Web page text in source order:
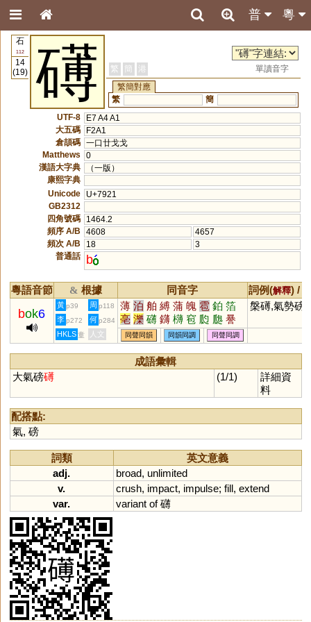
粵
普
石
112
14
(19)
礡 繁 簡 港
單讀音字
繁簡對應
繁
簡
UTF-8
E7 A4 A1
大五碼
F2A1
倉頡碼 一口廿戈戈
Matthews
0
漢語大字典
（一版）
康熙字典
Unicode
U+7921
GB2312
四角號碼
1464.2
頻序 A/B
4608
4657
頻次 A/B
18
3
普通話
b
粵語音節 & 根據 同音字 詞例(解釋) /
bok6
黃 p39 周 p118 薄 泊 舶 縛 蒲 魄 雹 鉑 箔
亳 濼 礴 鑮 欂 窇 瓝 瓟 謈
犦 踄
槃礡,氣勢磅
李 p272 何 p284
HKLS 童 人文 同聲同韻 同韻同調 同聲同調
成語彙輯
大氣磅礡 (1/1)
詳細資
料
配搭點:
氣, 磅
詞類
英文意義
adj.
broad, unlimited
v.
crush, impact, impulse; fill, extend
var.
variant of礴